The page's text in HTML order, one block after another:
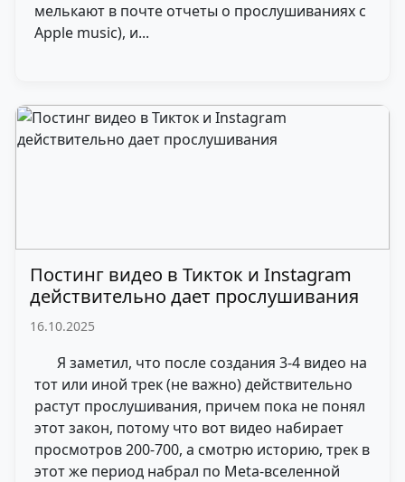
мелькают в почте отчеты о прослушиваниях c
Apple music), и...
Постинг видео в Тикток и Instagram
действительно дает прослушивания
16.10.2025
Я заметил, что после создания 3-4 видео на
тот или иной трек (не важно) действительно
растут прослушивания, причем пока не понял
этот закон, потому что вот видео набирает
просмотров 200-700, а смотрю историю, трек в
этот же период набрал по Meta-вселенной